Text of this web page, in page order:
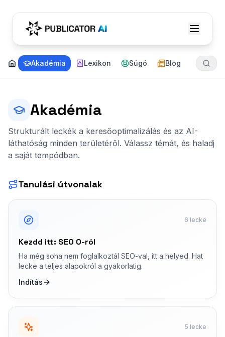
Akadémia Lexikon Súgó Blog
Akadémia
Strukturált leckék a keresőoptimalizálás és az AI-
láthatóság minden területéről. Válassz témát, és haladj
a saját tempódban.
Tanulási útvonalak
6 lecke
Kezdd itt: SEO 0-ról
Ha még soha nem foglalkoztál SEO-val, itt a helyed. Hat
lecke a teljes alapokról a gyakorlatig.
Indítás
5 lecke